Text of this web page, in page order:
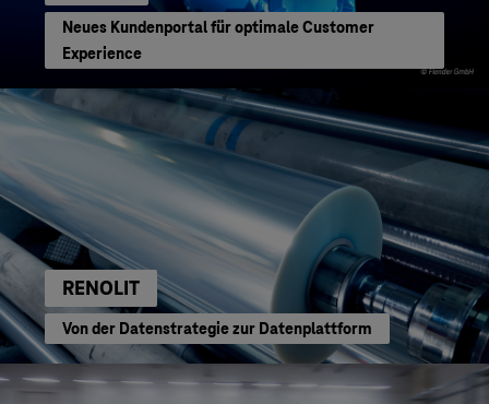
Neues Kundenportal für optimale Customer
Experience
RENOLIT
Von der Datenstrategie zur Datenplattform